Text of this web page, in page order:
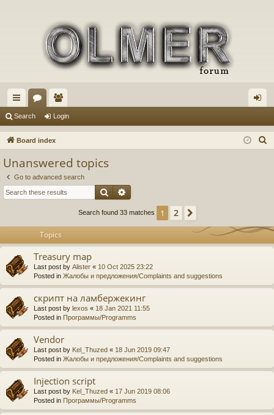
ui
ck
or
u
e
m in
Search Login
Board index
Unanswered topics
Go to advanced search
Search
Search found 33 matches 1 2
Topics
Treasury map
Last post by Alister « 10 Oct 2025 23:22
Posted in Жалобы и предложения/Complaints and suggestions
скрипт на ламбержекинг
Last post by lexos « 18 Jan 2021 11:55
Posted in Программы/Programms
Vendor
Last post by Kel_Thuzed « 18 Jun 2019 09:47
Posted in Жалобы и предложения/Complaints and suggestions
Injection script
Last post by Kel_Thuzed « 17 Jun 2019 08:06
Posted in Программы/Programms